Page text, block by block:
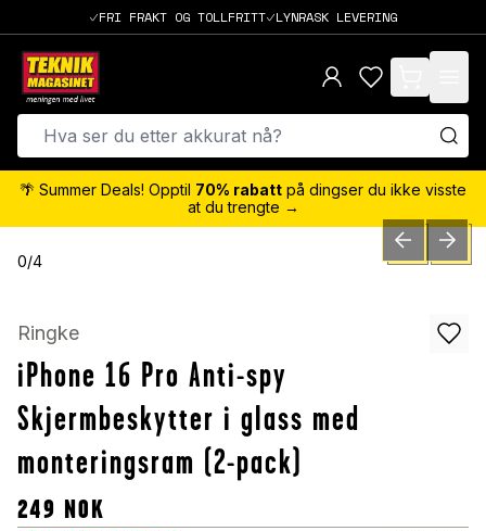
FRI FRAKT OG TOLLFRITT LYNRASK LEVERING
items in cart,
🌴 Summer Deals! Opptil 70% rabatt på dingser du ikke visste
at du trengte →
0/4 PREVIOUSNEXT
Ringke
iPhone 16 Pro Anti-spy
Skjermbeskytter i glass med
monteringsram (2-pack)
249 NOK